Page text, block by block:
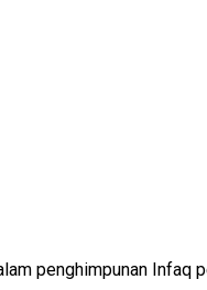
penghimpunan